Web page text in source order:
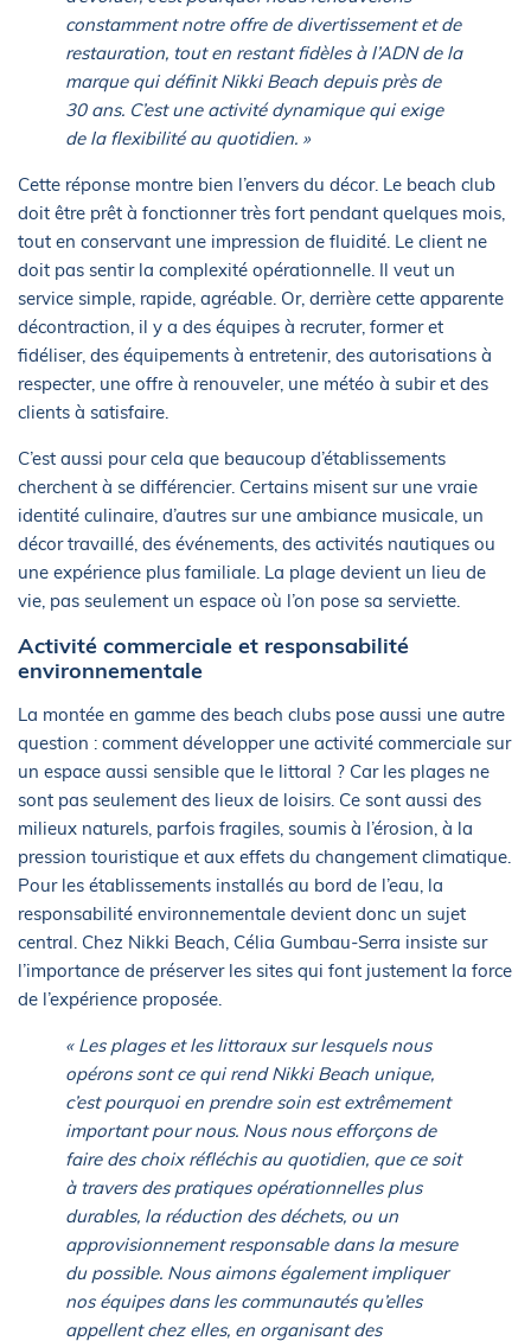
constamment notre offre de divertissement et de
restauration, tout en restant fidèles à l’ADN de la
marque qui définit Nikki Beach depuis près de
30 ans. C’est une activité dynamique qui exige
de la flexibilité au quotidien. »
Cette réponse montre bien l’envers du décor. Le beach club
doit être prêt à fonctionner très fort pendant quelques mois,
tout en conservant une impression de fluidité. Le client ne
doit pas sentir la complexité opérationnelle. Il veut un
service simple, rapide, agréable. Or, derrière cette apparente
décontraction, il y a des équipes à recruter, former et
fidéliser, des équipements à entretenir, des autorisations à
respecter, une offre à renouveler, une météo à subir et des
clients à satisfaire.
C’est aussi pour cela que beaucoup d’établissements
cherchent à se différencier. Certains misent sur une vraie
identité culinaire, d’autres sur une ambiance musicale, un
décor travaillé, des événements, des activités nautiques ou
une expérience plus familiale. La plage devient un lieu de
vie, pas seulement un espace où l’on pose sa serviette.
Activité commerciale et responsabilité
environnementale
La montée en gamme des beach clubs pose aussi une autre
question : comment développer une activité commerciale sur
un espace aussi sensible que le littoral ? Car les plages ne
sont pas seulement des lieux de loisirs. Ce sont aussi des
milieux naturels, parfois fragiles, soumis à l’érosion, à la
pression touristique et aux effets du changement climatique.
Pour les établissements installés au bord de l’eau, la
responsabilité environnementale devient donc un sujet
central. Chez Nikki Beach, Célia Gumbau-Serra insiste sur
l’importance de préserver les sites qui font justement la force
de l’expérience proposée.
« Les plages et les littoraux sur lesquels nous
opérons sont ce qui rend Nikki Beach unique,
c’est pourquoi en prendre soin est extrêmement
important pour nous. Nous nous efforçons de
faire des choix réfléchis au quotidien, que ce soit
à travers des pratiques opérationnelles plus
durables, la réduction des déchets, ou un
approvisionnement responsable dans la mesure
du possible. Nous aimons également impliquer
nos équipes dans les communautés qu’elles
appellent chez elles, en organisant des